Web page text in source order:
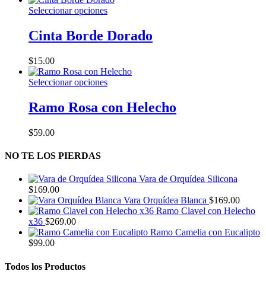
Seleccionar opcionesEste
tiene
múltiples
opciones
se
elegir
en
Cinta Borde Dorado
$15.00
Seleccionar opcionesEste
múltiples
elegir
la
página
producto
Ramo Rosa con Helecho
$59.00
NO TE LOS PIERDAS
Vara de Orquídea Silicona
$169.00
Vara Orquídea Blanca $169.00
Ramo Clavel con Helecho
x36 $269.00
Ramo Camelia con Eucalipto
$99.00
Todos los Productos